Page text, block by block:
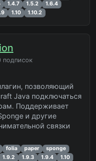
1.4.7 1.5.2
1.6.4
1.10 1.10.2
подписок
позволяющий
Java подключаться
Поддерживает
и другие
связки
folia paper
sponge
1.9.2 1.9.3 1.9.4
1.10